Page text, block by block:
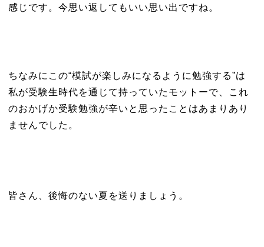
感じです。今思い返してもいい思い出ですね。
ちなみにこの“模試が楽しみになるように勉強する”は
私が受験生時代を通じて持っていたモットーで、これ
のおかげか受験勉強が辛いと思ったことはあまりあり
ませんでした。
皆さん、後悔のない夏を送りましょう。